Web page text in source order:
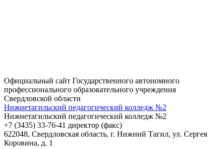
Официальный сайт Государственного автономного
профессионального образовательного учреждения
Свердловской области
Нижнетагильский педагогический колледж №2
Нижнетагильский педагогический колледж №2
+7 (3435) 33-76-41 директор (факс)
622048, Свердловская область, г. Нижний Тагил, ул. Сергея
Коровина, д. 1